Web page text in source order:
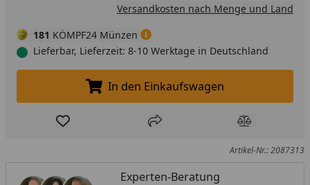
Versandkosten nach Menge und Land
181 KÖMPF24 Münzen
Lieferbar, Lieferzeit: 8-10 Werktage in Deutschland
In den Einkaufswagen legen
In den Einkaufswagen
Produkt zur Wunschliste hinzufügen
Teilen Produkt
Artikel-Nr.: 2087313
Experten-Beratung